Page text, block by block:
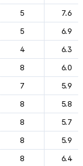
5
7.6
5
6.9
4
6.3
8
6.0
7
5.9
8
5.8
8
5.7
8
5.9
8
6.4